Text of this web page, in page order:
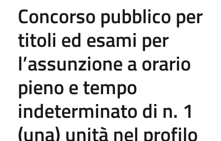
Concorso pubblico per
titoli ed esami per
l’assunzione a orario
pieno e tempo
indeterminato di n. 1
(una) unità nel profilo